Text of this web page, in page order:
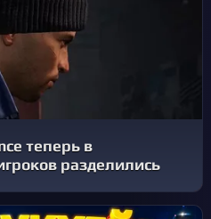
теперь в
разделились